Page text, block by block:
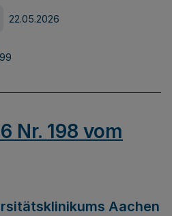
22.05.2026
Nr. 198 vom
Aachen